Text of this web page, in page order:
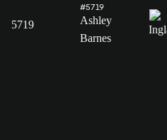
5719
#5719
Ashley
Barnes